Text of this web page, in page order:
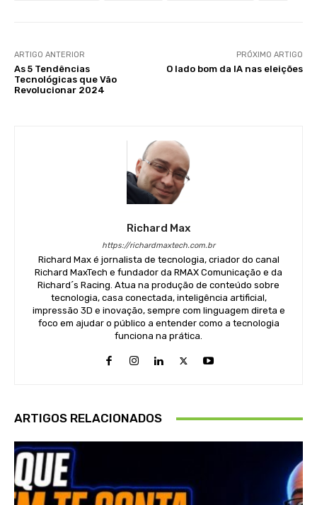
ARTIGO ANTERIOR
As 5 Tendências
Tecnológicas que Vão
Revolucionar 2024
PRÓXIMO ARTIGO
O lado bom da IA nas eleições
Richard Max
https://richardmaxtech.com.br
Richard Max é jornalista de tecnologia, criador do canal
Richard MaxTech e fundador da RMAX Comunicação e da
Richard´s Racing. Atua na produção de conteúdo sobre
tecnologia, casa conectada, inteligência artificial,
impressão 3D e inovação, sempre com linguagem direta e
foco em ajudar o público a entender como a tecnologia
funciona na prática.
ARTIGOS RELACIONADOS